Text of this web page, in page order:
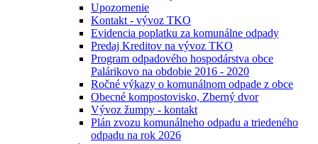
Upozornenie
Kontakt - vývoz TKO
Evidencia poplatku za komunálne odpady
Predaj Kreditov na vývoz TKO
Program odpadového hospodárstva obce
Palárikovo na obdobie 2016 - 2020
Ročné výkazy o komunálnom odpade z obce
Obecné kompostovisko, Zberný dvor
Vývoz žumpy - kontakt
Plán zvozu komunálneho odpadu a triedeného
odpadu na rok 2026